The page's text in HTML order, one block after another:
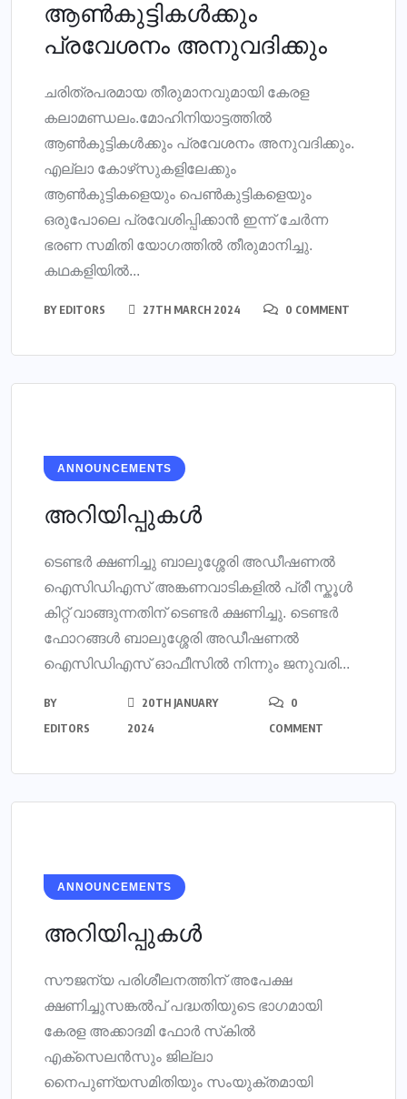
ആൺകുട്ടികൾക്കും
പ്രവേശനം അനുവദിക്കും
ചരിത്രപരമായ തീരുമാനവുമായി കേരള
കലാമണ്ഡലം.മോഹിനിയാട്ടത്തിൽ
ആൺകുട്ടികൾക്കും പ്രവേശനം അനുവദിക്കും.
എല്ലാ കോഴ്‌സുകളിലേക്കും
ആൺകുട്ടികളെയും പെൺകുട്ടികളെയും
ഒരുപോലെ പ്രവേശിപ്പിക്കാൻ ഇന്ന് ചേർന്ന
ഭരണ സമിതി യോഗത്തിൽ തീരുമാനിച്ചു.
കഥകളിയിൽ...
BY EDITORS 27TH MARCH 2024 0 COMMENT
ANNOUNCEMENTS
അറിയിപ്പുകൾ
ടെണ്ടർ ക്ഷണിച്ചു ബാലുശ്ശേരി അഡീഷണൽ
ഐസിഡിഎസ് അങ്കണവാടികളിൽ പ്രീ സ്കൂൾ
കിറ്റ് വാങ്ങുന്നതിന് ടെണ്ടർ ക്ഷണിച്ചു. ടെണ്ടർ
ഫോറങ്ങൾ ബാലുശ്ശേരി അഡീഷണൽ
ഐസിഡിഎസ് ഓഫീസിൽ നിന്നും ജനുവരി...
BY
EDITORS
20TH JANUARY
2024
0
COMMENT
ANNOUNCEMENTS
അറിയിപ്പുകൾ
സൗജന്യ പരിശീലനത്തിന് അപേക്ഷ
ക്ഷണിച്ചുസങ്കല്‍പ് പദ്ധതിയുടെ ഭാഗമായി
കേരള അക്കാദമി ഫോര്‍ സ്‌കില്‍
എക്‌സെലന്‍സും ജില്ലാ
നൈപുണ്യസമിതിയും സംയുക്തമായി